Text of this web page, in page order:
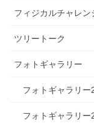
フィジカルチャレン
ツリートーク
フォトギャラリー
フォトギャラリー
フォトギャラリー